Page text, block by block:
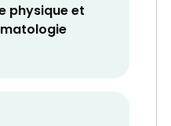
physique et